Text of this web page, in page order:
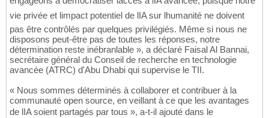
vie privée et limpact potentiel de lIA sur lhumanité ne doivent
pas être contrôlés par quelques privilégiés. Même si nous ne
disposons peut-être pas de toutes les réponses, notre
détermination reste inébranlable », a déclaré Faisal Al Bannai,
secrétaire général du Conseil de recherche en technologie
avancée (ATRC) d'Abu Dhabi qui supervise le TII.
« Nous sommes déterminés à collaborer et contribuer à la
communauté open source, en veillant à ce que les avantages
de lIA soient partagés par tous », a-t-il ajouté dans le